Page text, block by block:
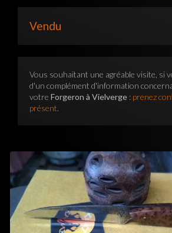
Vendu
Vous souhaitant une agréable visite, si
d'un complément d'information
votre Forgeron à Vielverge : prenez
présent.